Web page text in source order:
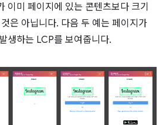
이미 페이지에 있는 콘텐츠보다 크기
은 아닙니다. 다음 두 예는 페이지가
생하는 LCP를 보여줍니다.